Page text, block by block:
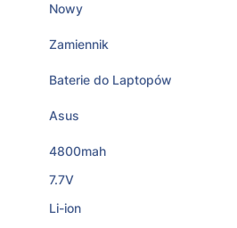
Nowy
Zamiennik
Baterie do Laptopów
Asus
4800mah
7.7V
Li-ion